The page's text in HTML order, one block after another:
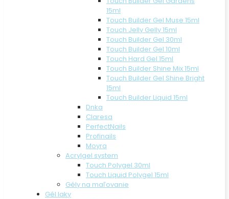
15ml
Touch Builder Gel Muse 15ml
Touch Jelly Gelly 15ml
Touch Builder Gel 30ml
Touch Builder Gel 10ml
Touch Hard Gel 15ml
Touch Builder Shine Mix 15ml
Touch Builder Gel Shine Bright
15ml
Touch Builder Liquid 15ml
Dnka
Claresa
PerfectNails
Profinails
Moyra
Acrylgel system
Touch Polygel 30ml
Touch Liquid Polygel 15ml
Gély na maľovanie
Gél laky